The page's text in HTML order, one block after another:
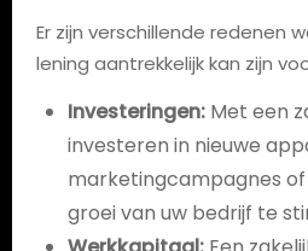
Er zijn verschillende redenen
lening aantrekkelijk kan zijn
Investeringen:Met een
investeren in nieuwe
marketingcampagnes
groei van uw bedrijf te